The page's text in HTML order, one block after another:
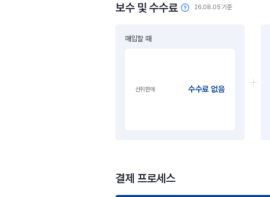
보수 및 수수료 26.08.05 기준
매입할 때
선취판매 수수료 없음
결제 프로세스